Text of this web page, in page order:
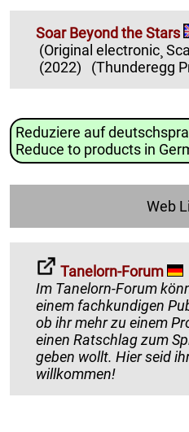
Soar Beyond the Stars
(Original electronic¸
(2022)
(Thunderegg
Reduziere auf
Reduce to products in
Web
Tanelorn-Forum
Im Tanelorn-Forum
einem fachkundigen
ob ihr mehr zu einem Produkt wissen wollt¸
einen Ratschlag zum
geben wollt. Hier seid ihr
willkommen!